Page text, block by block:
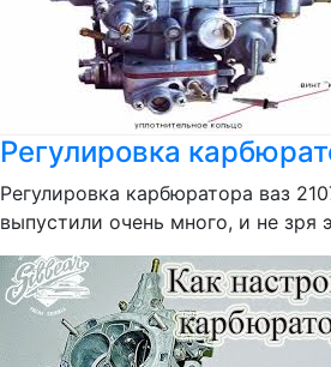
Регулировка
Регулировка карбюратора ваз
выпустили очень много, и не